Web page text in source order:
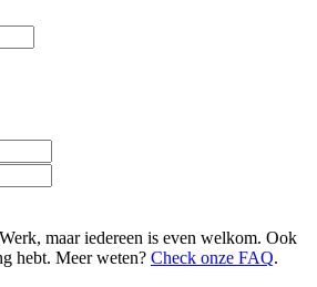
maar iedereen is even welkom. Ook
hebt. Meer weten? Check onze FAQ.